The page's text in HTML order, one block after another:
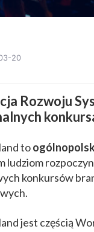
20
Rozwoju
to
ludziom
konkursów
jest częścią